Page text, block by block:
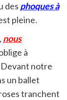
des phoques à
pleine.
nous
à
notre
un ballet
tranchent